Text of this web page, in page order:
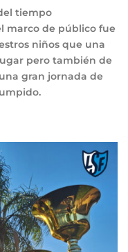
tiempo
marco de público fue
niños que una
pero también de
gran jornada de